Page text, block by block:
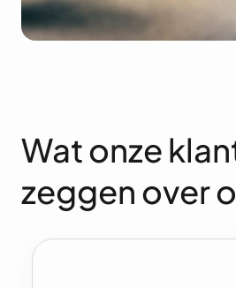
Wat onze
zeggen over